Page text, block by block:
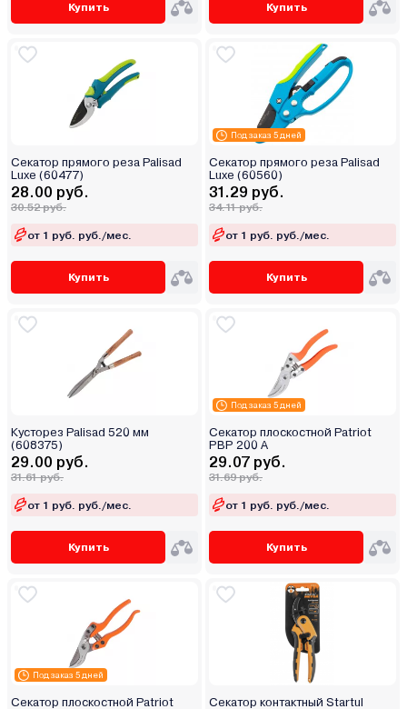
Купить Купить
Секатор прямого реза Palisad
Luxe (60477)
28.00 руб.
30.52 руб.
от 1 руб. руб./мес.
Купить
Под заказ 5 дней
Секатор прямого реза Palisad
Luxe (60560)
31.29 руб.
34.11 руб.
от 1 руб. руб./мес.
Купить
Кусторез Palisad 520 мм
(608375)
29.00 руб.
31.61 руб.
от 1 руб. руб./мес.
Купить
Под заказ 5 дней
Секатор плоскостной Patriot
PBP 200 А
29.07 руб.
31.69 руб.
от 1 руб. руб./мес.
Купить
Под заказ 5 дней
Секатор плоскостной Patriot
Секатор контактный Startul